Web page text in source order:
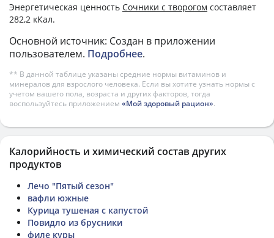
Энергетическая ценность Сочники с творогом составляет
282,2 кКал.
Основной источник: Создан в приложении
пользователем. Подробнее.
** В данной таблице указаны средние нормы витаминов и
минералов для взрослого человека. Если вы хотите узнать нормы с
учетом вашего пола, возраста и других факторов, тогда
воспользуйтесь приложением «Мой здоровый рацион».
Калорийность и химический состав других
продуктов
Лечо "Пятый сезон"
вафли южные
Курица тушеная с капустой
Повидло из брусники
филе куры